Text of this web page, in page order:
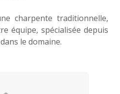
charpente traditionnelle,
équipe, spécialisée depuis
le domaine.